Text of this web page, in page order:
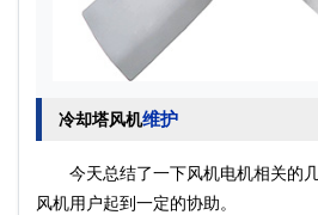
冷却塔风机维护
今天总结了一下风机电机相关的
风机用户起到一定的协助。